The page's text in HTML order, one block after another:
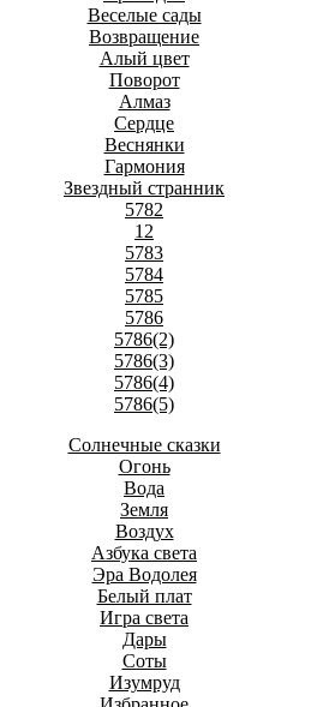
Веселые сады
Возвращение
Алый цвет
Поворот
Алмаз
Сердце
Веснянки
Гармония
Звездный странник
5782
12
5783
5784
5785
5786
5786(2)
5786(3)
5786(4)
5786(5)
Солнечные сказки
Огонь
Вода
Земля
Воздух
Азбука света
Эра Водолея
Белый плат
Игра света
Дары
Соты
Изумруд